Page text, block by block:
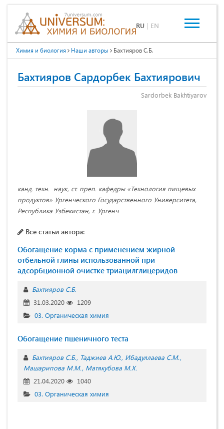
RU | EN
Химия и биология Наши авторы Бахтияров С.Б.
Бахтияров Сардорбек Бахтиярович
Sardorbek Bakhtiyarov
канд. техн. наук, ст. преп. кафедры «Технология пищевых
продуктов» Ургенческого Государственного Университета,
Республика Узбекистан, г. Ургенч
Все статьи автора:
Обогащение корма с применением жирной
отбельной глины использованной при
адсорбционной очистке триацилглицеридов
Бахтияров С.Б.
31.03.2020
1209
03. Органическая химия
Обогащение пшеничного теста
Бахтияров С.Б. Таджиев А.Ю. Ибадуллаева С.М.
Машарипова М.М. Матякубова М.Х.
21.04.2020
1040
03. Органическая химия